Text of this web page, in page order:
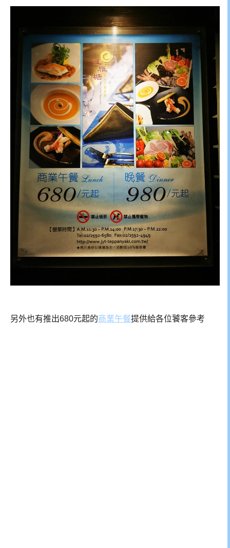
另外也有推出680元起的商業午餐提供給各位饕客參考